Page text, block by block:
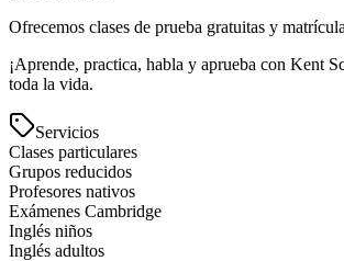
Ofrecemos clases de prueba gratuitas y
¡Aprende, practica, habla y aprueba con Kent
toda la vida.
Servicios
Clases particulares
Grupos reducidos
Profesores nativos
Exámenes Cambridge
Inglés niños
Inglés adultos